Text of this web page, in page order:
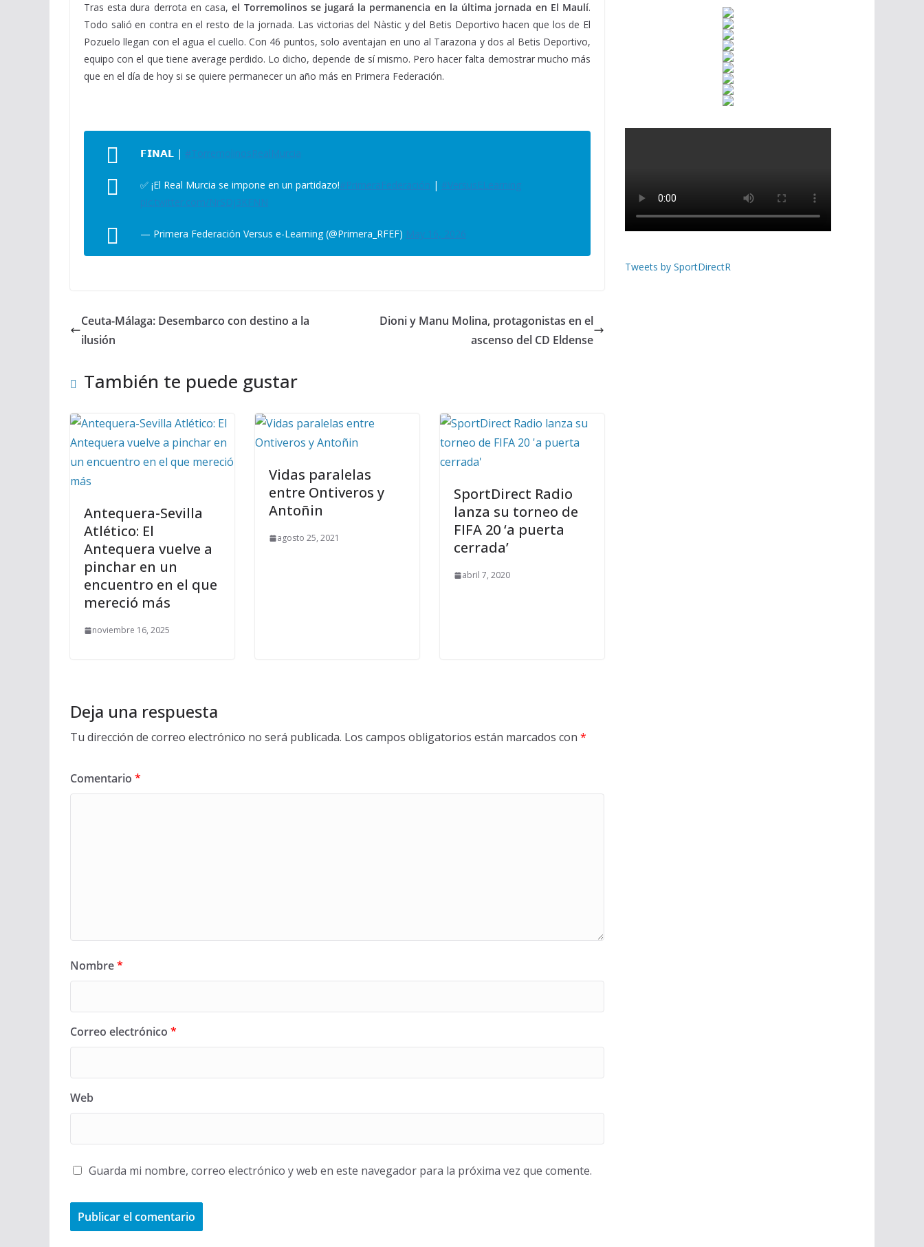
Tras esta dura derrota en casa,el Torremolinos se jugará la permanencia en la última jornada en El Maulí.
Todo salió en contra en el resto de la jornada. Las victorias del Nàstic y del Betis Deportivo hacen que los de El
Pozuelo llegan con el agua el cuello. Con 46 puntos, solo aventajan en uno al Tarazona y dos al Betis Deportivo,
equipo con el que tiene average perdido. Lo dicho, depende de sí mismo. Pero hacer falta demostrar mucho más
que en el día de hoy si se quiere permanecer un año más en Primera Federación.
𝗙𝗜𝗡𝗔𝗟 | #TorremolinosRealMurcia
✅ ¡El Real Murcia se impone en un partidazo!#PrimeraFederación | #VersusELearning
pic.twitter.com/NrSDj3KFNN
— Primera Federación Versus e-Learning (@Primera_RFEF) May 16, 2026
Ceuta-Málaga: Desembarco con destino a la
ilusión
Dioni y Manu Molina, protagonistas en el
ascenso del CD Eldense
También te puede gustar
Antequera-Sevilla
Atlético: El
Antequera vuelve a
pinchar en un
encuentro en el que
mereció más
noviembre 16, 2025
Vidas paralelas
entre Ontiveros y
Antoñin
agosto 25, 2021
SportDirect Radio
lanza su torneo de
FIFA 20 ‘a puerta
cerrada’
abril 7, 2020
Deja una respuesta
Tu dirección de correo electrónico no será publicada. Los campos obligatorios están marcados con *
Comentario *
Nombre*
Correo electrónico *
Web
Guarda mi nombre, correo electrónico y web en este navegador para la próxima vez que comente.
Tweets by SportDirectR